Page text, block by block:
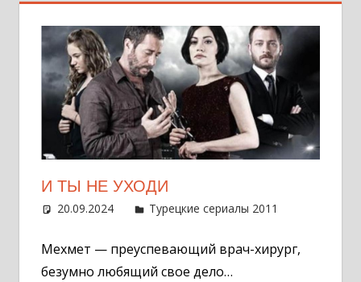
И ТЫ НЕ УХОДИ
20.09.2024 Администратор
Турецкие сериалы 2011
Мехмет — преуспевающий врач-хирург,
безумно любящий свое дело…